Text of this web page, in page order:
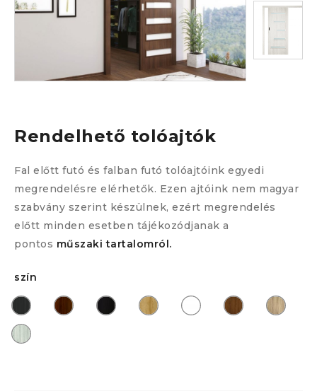
Rendelhető tolóajtók
Fal előtt futó és falban futó tolóajtóink egyedi
megrendelésre elérhetők. Ezen ajtóink nem magyar
szabvány szerint készülnek, ezért megrendelés
előtt minden esetben tájékozódjanak a
pontos műszaki tartalomról.
szín